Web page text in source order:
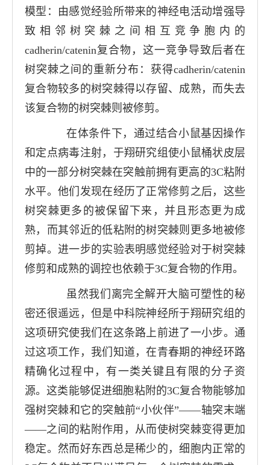
模型：由感觉经验所带来的神经电活动增强导
致相邻树突棘之间相互竞争胞内的
cadherin/catenin复合物，这一竞争导致后者在
树突棘之间的重新分布：获得cadherin/catenin
复合物较多的树突棘得以存留、成熟，而失去
该复合物的树突棘则被修剪。
在体条件下，通过结合小鼠基因操作
和定点病毒注射，于翔研究组使小鼠桶状皮层
中的一部分树突棘在突触前拥有更高的3C粘附
水平。他们发现在经历了正常修剪之后，这些
树突棘更多的被保留下来，并且形态更为成
熟，而其邻近的低粘附的树突棘则更多地被修
剪掉。进一步的实验表明感觉经验对于树突棘
修剪和成熟的调控也依赖于3C复合物的作用。
虽然我们离完全解开大脑可塑性的秘
密还很遥远，但是中科院神经所于翔研究组的
这项研究使我们在这条路上前进了一小步。通
过这项工作，我们知道，在青春期的神经环路
精确化过程中，有一类关键且有限的分子资
源。这类能够促进细胞粘附的3C复合物能够加
强树突棘和它的突触前“小伙伴”——轴突末端
——之间的粘附作用，从而使树突棘变得更加
稳定。然而好东西总是稀少的，细胞内正常的